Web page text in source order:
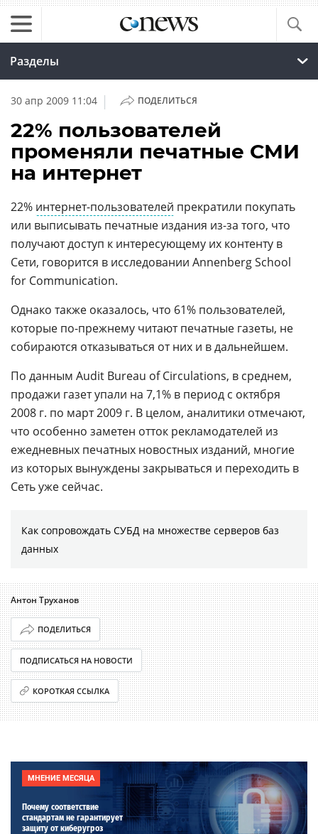
Разделы
30 апр 2009 11:04 | ПОДЕЛИТЬСЯ
22% пользователей
променяли печатные СМИ
на интернет
22% интернет-пользователей прекратили покупать
или выписывать печатные издания из-за того, что
получают доступ к интересующему их контенту в
Сети, говорится в исследовании Annenberg School
for Communication.
Однако также оказалось, что 61% пользователей,
которые по-прежнему читают печатные газеты, не
собираются отказываться от них и в дальнейшем.
По данным Audit Bureau of Circulations, в среднем,
продажи газет упали на 7,1% в период с октября
2008 г. по март 2009 г. В целом, аналитики отмечают,
что особенно заметен отток рекламодателей из
ежедневных печатных новостных изданий, многие
из которых вынуждены закрываться и переходить в
Сеть уже сейчас.
Как сопровождать СУБД на множестве серверов баз
данных
Антон Труханов
ПОДЕЛИТЬСЯ
ПОДПИСАТЬСЯ НА НОВОСТИ
КОРОТКАЯ ССЫЛКА
МНЕНИЕ МЕСЯЦА
Почему соответствие
стандартам не гарантирует
защиту от киберугроз